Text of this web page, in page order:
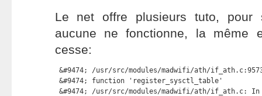
Le net offre plusieurs tuto, pour
aucune ne fonctionne, la même
cesse:
&#9474; /usr/src/modules/madwifi/ath/
&#9474; function 'register_sysctl_table'
&#9474; /usr/src/modules/madwifi/ath/if_ath.c: